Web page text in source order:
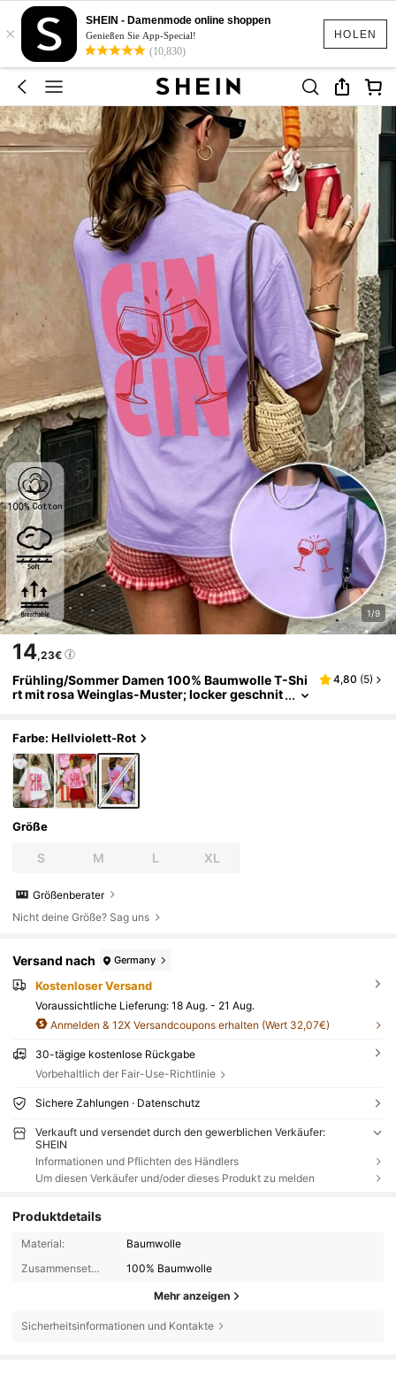
HOLEN
×
SHEIN - Damenmode online shoppen
Genießen Sie App-Special!
(10,830)
1/9
14,23€
Frühling/Sommer Damen 100% Baumwolle T-Shi
rt mit rosa Weinglas-Muster; locker geschnit
4,80 (5)
Farbe: Hellviolett-Rot
Größe
S M L XL
Größenberater
Nicht deine Größe? Sag uns
Versand nach Germany
Kostenloser Versand
Voraussichtliche Lieferung: 18 Aug. - 21 Aug.
Anmelden & 12X Versandcoupons erhalten (Wert 32,07€)
30-tägige kostenlose Rückgabe
Vorbehaltlich der Fair-Use-Richtlinie
Sichere Zahlungen · Datenschutz
Verkauft und versendet durch den gewerblichen Verkäufer:
SHEIN
Informationen und Pflichten des Händlers
Um diesen Verkäufer und/oder dieses Produkt zu melden
Produktdetails
Material:
Baumwolle
Zusammensetzung:
100% Baumwolle
Mehr anzeigen
Sicherheitsinformationen und Kontakte